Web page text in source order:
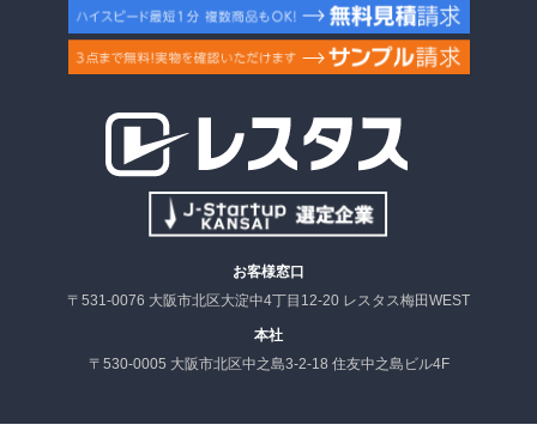
お客様窓口
〒531-0076 大阪市北区大淀中4丁目12-20 レスタス梅田WEST
本社
〒530-0005 大阪市北区中之島3-2-18 住友中之島ビル4F